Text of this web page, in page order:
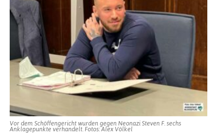
Vor dem Schöffengericht wurden gegen Neonazi Steven F. sechs
Anklagepunkte verhandelt. Fotos: Alex Völkel